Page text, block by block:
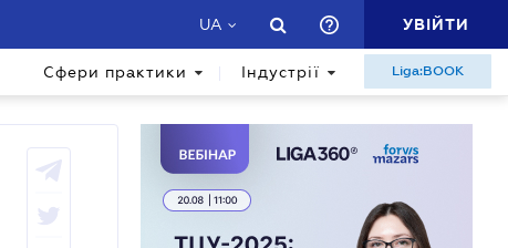
UA УВІЙТИ
Сфери практики Індустрії Liga:BOOK